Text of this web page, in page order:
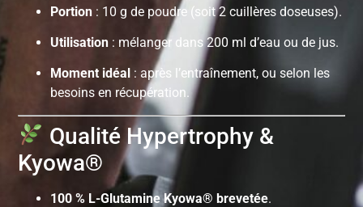
Portion : 10 g de poudre (soit 2 cuillères doseuses).
Utilisation : mélanger dans 200 ml d’eau ou de jus.
Moment idéal : après l’entraînement, ou selon les
besoins en récupération.
Qualité Hypertrophy &
Kyowa®
100 % L-Glutamine Kyowa® brevetée.